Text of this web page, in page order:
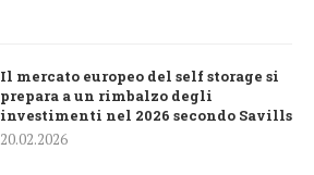
Il mercato europeo del self storage si
prepara a un rimbalzo degli
investimenti nel 2026 secondo Savills
20.02.2026